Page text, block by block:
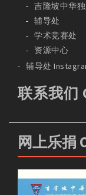
吉隆坡中华
辅导处
学术竞赛处
资源中心
辅导处
联系我们
网上乐捐